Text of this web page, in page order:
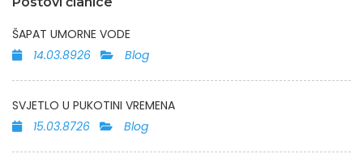
ŠAPAT UMORNE VODE
14.03.8926
Blog
SVJETLO U PUKOTINI VREMENA
15.03.8726
Blog